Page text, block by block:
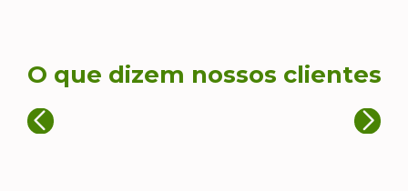
O que dizem nossos clientes